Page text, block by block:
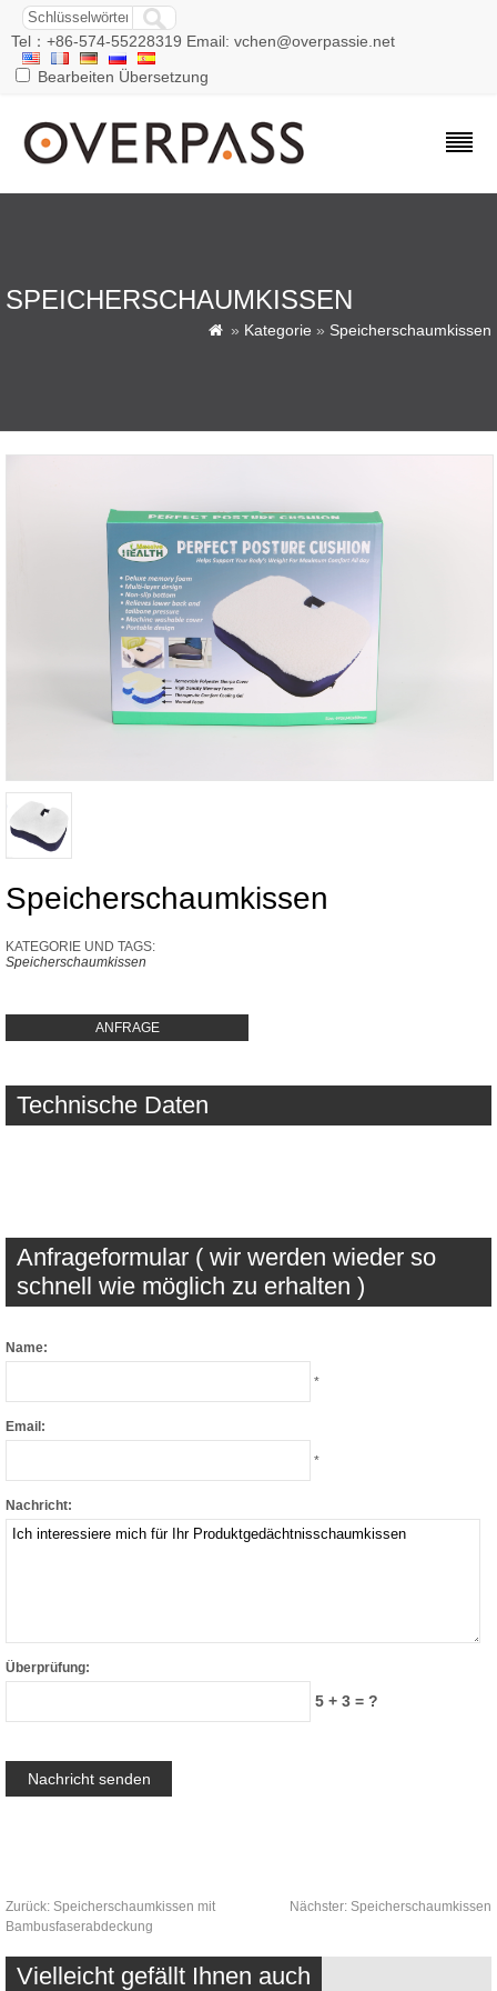
Tel：+86-574-55228319 Email: vchen@overpassie.net
Bearbeiten Übersetzung
SPEICHERSCHAUMKISSEN
 » Kategorie » Speicherschaumkissen
Speicherschaumkissen
KATEGORIE UND TAGS:
Speicherschaumkissen
ANFRAGE
Technische Daten
Anfrageformular ( wir werden wieder so
schnell wie möglich zu erhalten )
Name:
*
Email:
*
Nachricht:
Überprüfung:
5 + 3 = ?
Zurück: Speicherschaumkissen mit
Bambusfaserabdeckung
Nächster: Speicherschaumkissen
Vielleicht gefällt Ihnen auch